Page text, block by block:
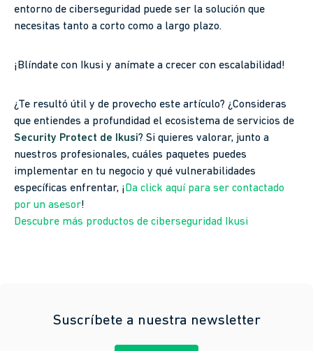
entorno de ciberseguridad puede ser la solución que
necesitas tanto a corto como a largo plazo.
¡Blíndate con Ikusi y anímate a crecer con escalabilidad!
¿Te resultó útil y de provecho este artículo? ¿Consideras
que entiendes a profundidad el ecosistema de servicios de
Security Protect de Ikusi? Si quieres valorar, junto a
nuestros profesionales, cuáles paquetes puedes
implementar en tu negocio y qué vulnerabilidades
específicas enfrentar, ¡Da click aquí para ser contactado
por un asesor!
Descubre más productos de ciberseguridad Ikusi
Suscríbete a nuestra newsletter